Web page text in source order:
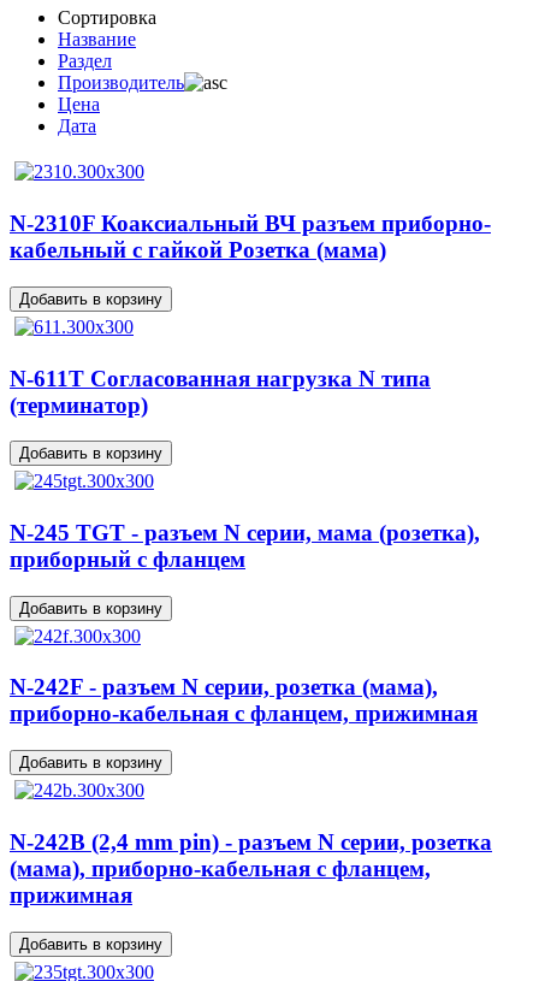
Сортировка
Название
Раздел
Производитель
Цена
Дата
N-2310F Коаксиальный ВЧ разъем приборно-
кабельный с гайкой Розетка (мама)
N-611T Согласованная нагрузка N типа
(терминатор)
N-245 TGT - разъем N серии, мама (розетка),
приборный с фланцем
N-242F - разъем N серии, розетка (мама),
приборно-кабельная с фланцем, прижимная
N-242B (2,4 mm pin) - разъем N серии, розетка
(мама), приборно-кабельная с фланцем,
прижимная